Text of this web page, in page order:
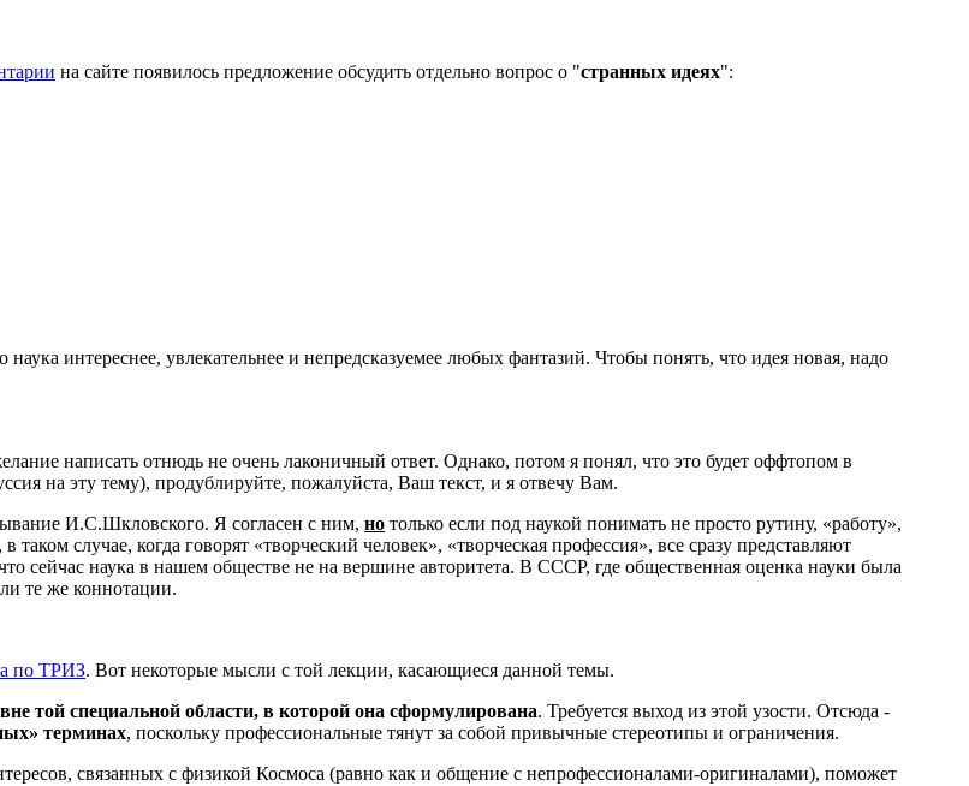
на сайте появилось предложение обсудить отдельно вопрос о "странных идеях":
интереснее, увлекательнее и непредсказуемее любых фантазий. Чтобы понять, что идея новая, надо
написать отнюдь не очень лаконичный ответ. Однако, потом я понял, что это будет оффтопом в
на эту тему), продублируйте, пожалуйста, Ваш текст, и я отвечу Вам.
И.С.Шкловского. Я согласен с ним, но только если под наукой понимать не просто рутину, «работу»,
случае, когда говорят «творческий человек», «творческая профессия», все сразу представляют
сейчас наука в нашем обществе не на вершине авторитета. В СССР, где общественная оценка науки была
те же коннотации.
по ТРИЗ. Вот некоторые мысли с той лекции, касающиеся данной темы.
той специальной области, в которой она сформулирована. Требуется выход из этой узости. Отсюда -
терминах, поскольку профессиональные тянут за собой привычные стереотипы и ограничения.
связанных с физикой Космоса (равно как и общение с непрофессионалами-оригиналами), поможет